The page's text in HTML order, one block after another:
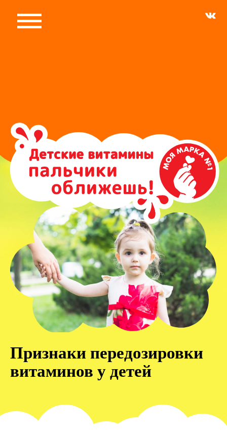
Признаки передозировки
витаминов у детей